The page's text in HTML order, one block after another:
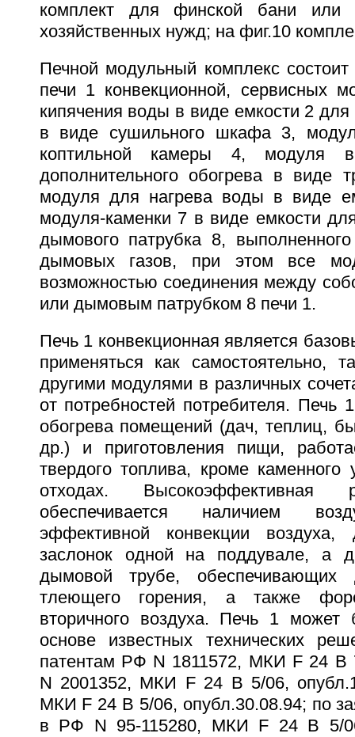
комплект для финской бани или
хозяйственных нужд; на фиг.10
Печной модульный комплекс
печи 1 конвекционной, сервисных
кипячения воды в виде емкости 2
в виде сушильного шкафа 3,
коптильной камеры 4, модуля в
дополнительного обогрева в виде
модуля для нагрева воды в виде
модуля-каменки 7 в виде емкости
дымового патрубка 8,
дымовых газов, при этом все
возможностью соединения между
или дымовым патрубком 8 печи 1.
Печь 1 конвекционная является
применяться как самостоятельно,
другими модулями в различных
от потребностей потребителя. Печь
обогрева помещений (дач, теплиц,
др.) и приготовления пищи,
твердого топлива, кроме
отходах.
обеспечивается наличием
эффективной конвекции воздуха,
заслонок одной на поддувале, а
дымовой трубе, обеспечивающих
тлеющего горения, а также
вторичного воздуха. Печь 1
основе известных технических
патентам РФ N 1811572, МКИ F 24 B
N 2001352, МКИ F 24 B 5/06,
МКИ F 24 B 5/06, опубл.30.08.94; по
в РФ N 95-115280, МКИ F 24 B 5/